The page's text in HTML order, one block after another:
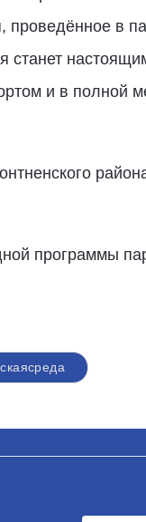
проведённое в
станет
и в полной
программы